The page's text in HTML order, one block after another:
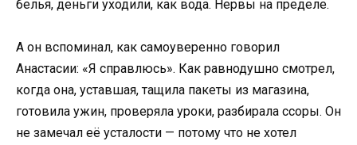
белья, деньги уходили, как вода. Нервы на пределе.
А он вспоминал, как самоуверенно говорил
Анастасии: «Я справлюсь». Как равнодушно смотрел,
когда она, уставшая, тащила пакеты из магазина,
готовила ужин, проверяла уроки, разбирала ссоры. Он
не замечал её усталости — потому что не хотел